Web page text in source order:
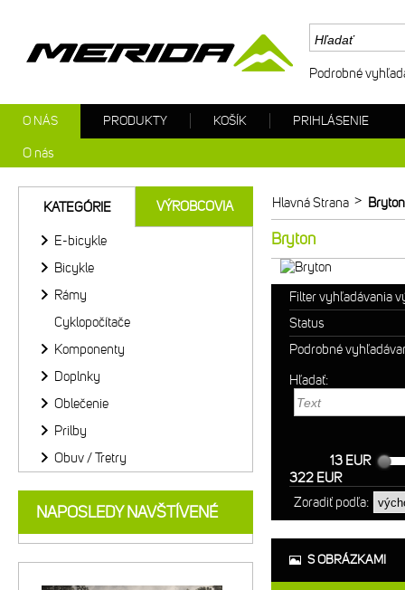
Hlavná Strana > Bryton
Bryton
Filter vyhľadávania
Status
Podrobné
Hľadať:
13 EUR
322 EUR
Zoradiť podľa:
S OBRÁZKAMI
KATEGÓRIE VÝROBCOVIA
E-bicykle
Bicykle
Rámy
Cyklopočítače
Komponenty
Doplnky
Oblečenie
Prilby
Obuv / Tretry
NAPOSLEDY NAVŠTÍVENÉ
Podrobné
O NÁS
O nás
PRODUKTY KOŠÍK PRIHLÁSENIE